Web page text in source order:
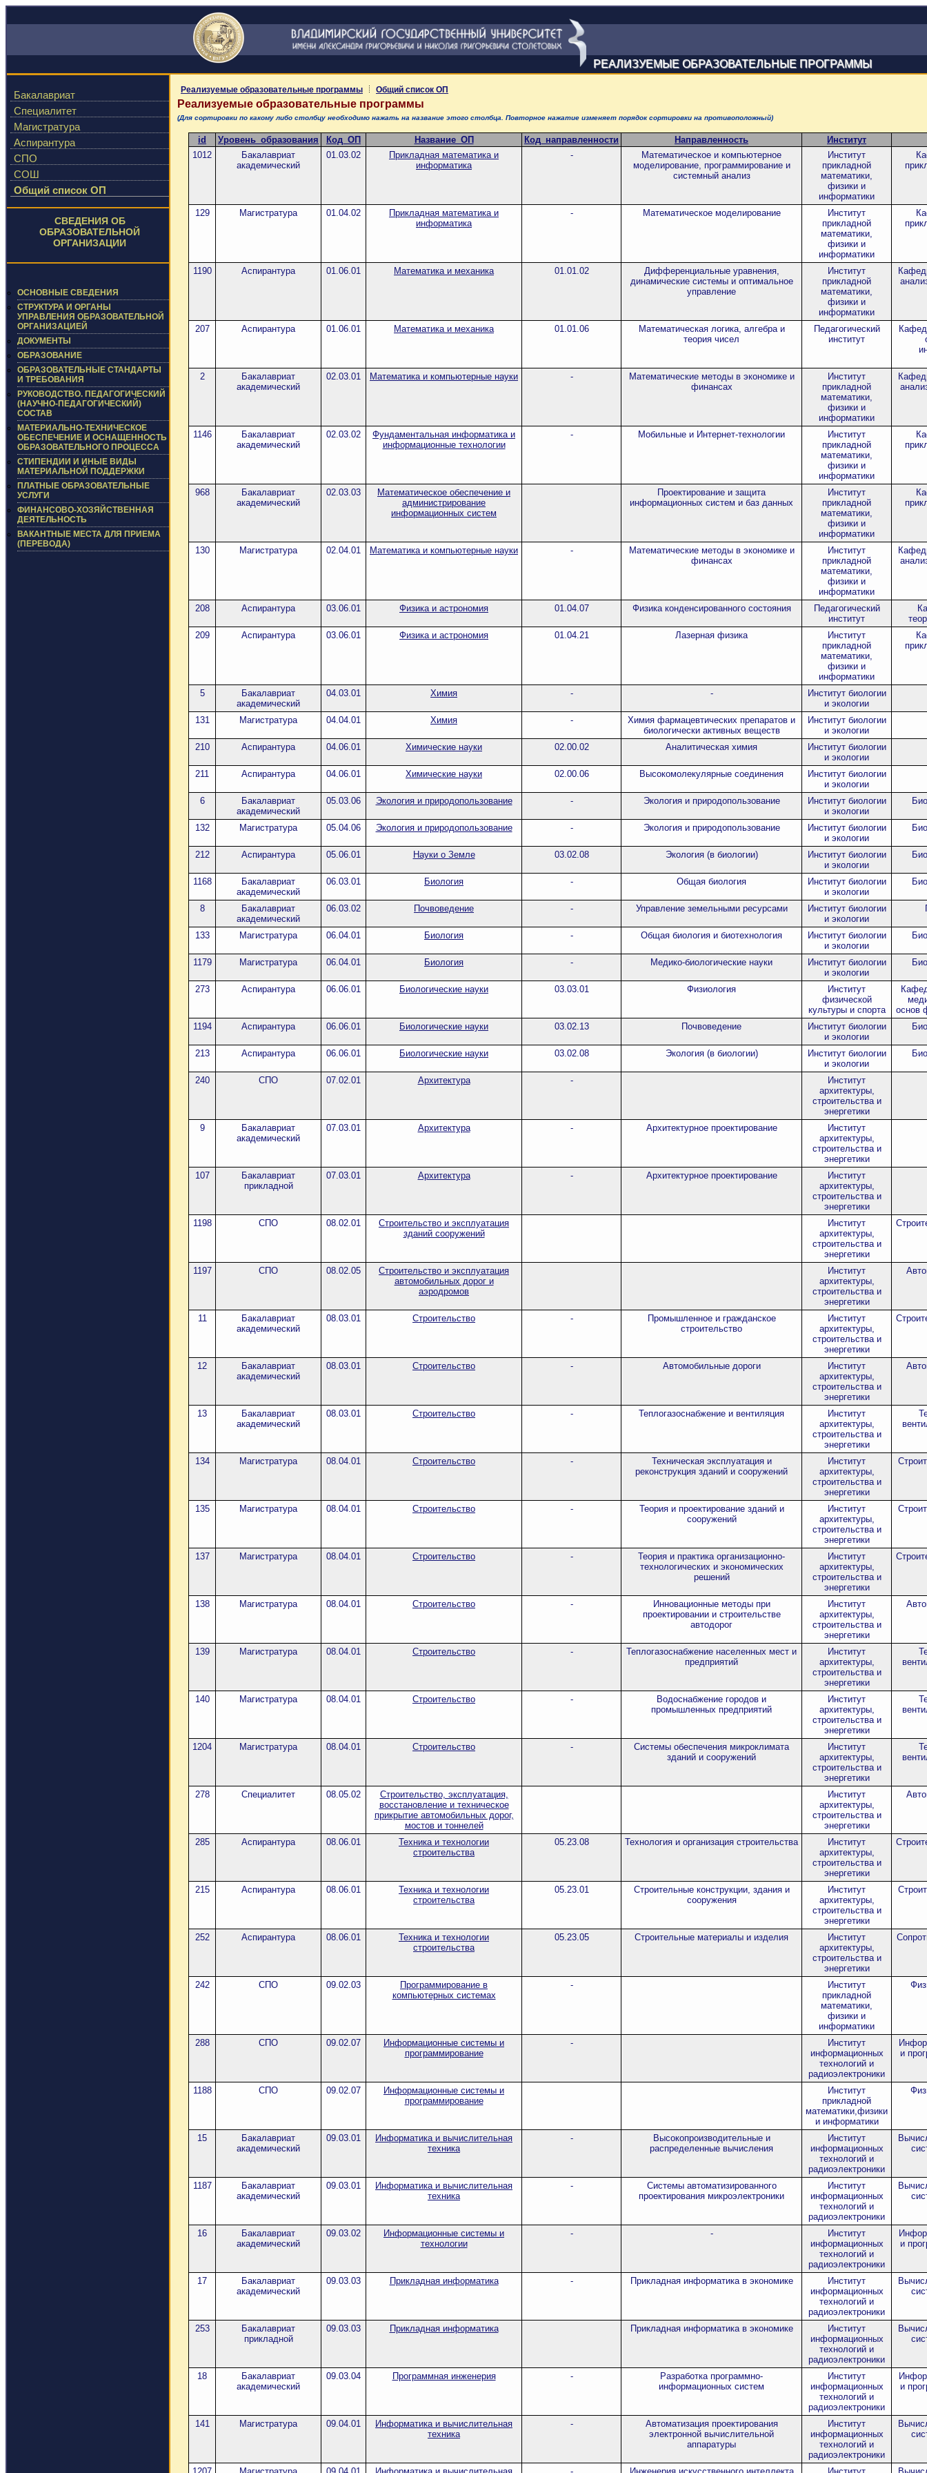
РЕАЛИЗУЕМЫЕ ОБРАЗОВАТЕЛЬНЫЕ ПРОГРАММЫ
Бакалавриат
Специалитет
Магистратура
Аспирантура
СПО
СОШ
Общий список ОП
СВЕДЕНИЯ ОБ
ОБРАЗОВАТЕЛЬНОЙ
ОРГАНИЗАЦИИ
ОСНОВНЫЕ СВЕДЕНИЯ
СТРУКТУРА И ОРГАНЫ
УПРАВЛЕНИЯ ОБРАЗОВАТЕЛЬНОЙ
ОРГАНИЗАЦИЕЙ
ДОКУМЕНТЫ
ОБРАЗОВАНИЕ
ОБРАЗОВАТЕЛЬНЫЕ СТАНДАРТЫ
И ТРЕБОВАНИЯ
РУКОВОДСТВО. ПЕДАГОГИЧЕСКИЙ
(НАУЧНО-ПЕДАГОГИЧЕСКИЙ)
СОСТАВ
МАТЕРИАЛЬНО-ТЕХНИЧЕСКОЕ
ОБЕСПЕЧЕНИЕ И ОСНАЩЕННОСТЬ
ОБРАЗОВАТЕЛЬНОГО ПРОЦЕССА
СТИПЕНДИИ И ИНЫЕ ВИДЫ
МАТЕРИАЛЬНОЙ ПОДДЕРЖКИ
ПЛАТНЫЕ ОБРАЗОВАТЕЛЬНЫЕ
УСЛУГИ
ФИНАНСОВО-ХОЗЯЙСТВЕННАЯ
ДЕЯТЕЛЬНОСТЬ
ВАКАНТНЫЕ МЕСТА ДЛЯ ПРИЕМА
(ПЕРЕВОДА)
Реализуемые образовательные программы Общий список ОП
Реализуемые образовательные программы
(Для сортировки по какому либо столбцу необходимо нажать на название этого столбца. Повторное нажатие изменяет порядок сортировки на противоположный)
id Уровень_образования Код_ОП Название_ОП Код_направленности Направленность
Институт
1012
Бакалавриат
академический
01.03.02
Прикладная математика и
информатика
-
Математическое и компьютерное
моделирование, программирование и
системный анализ
Институт
прикладной
математики,
физики и
информатики
129 Магистратура 01.04.02
Прикладная математика и
информатика
- Математическое моделирование
Институт
прикладной
математики,
физики и
информатики
1190 Аспирантура 01.06.01 Математика и механика 01.01.02
Дифференциальные уравнения,
динамические системы и оптимальное
управление
Институт
прикладной
математики,
физики и
информатики
207 Аспирантура 01.06.01 Математика и механика 01.01.06
Математическая логика, алгебра и
теория чисел
Педагогический
институт
2
Бакалавриат
академический
02.03.01 Математика и компьютерные науки -
Математические методы в экономике и
финансах
Институт
прикладной
математики,
физики и
информатики
1146
Бакалавриат
академический
02.03.02
Фундаментальная информатика и
информационные технологии
- Мобильные и Интернет-технологии
Институт
прикладной
математики,
физики и
информатики
968
Бакалавриат
академический
02.03.03
Математическое обеспечение и
администрирование
информационных систем
Проектирование и защита
информационных систем и баз данных
Институт
прикладной
математики,
физики и
информатики
130 Магистратура 02.04.01 Математика и компьютерные науки -
Математические методы в экономике и
финансах
Институт
прикладной
математики,
физики и
информатики
208 Аспирантура 03.06.01 Физика и астрономия 01.04.07 Физика конденсированного состояния
Педагогический
институт
209
Аспирантура 03.06.01 Физика и астрономия 01.04.21 Лазерная физика
Институт
прикладной
математики,
физики и
информатики
5
Бакалавриат
академический
04.03.01 Химия - -
Институт биологии
и экологии
131
Магистратура 04.04.01 Химия -
Химия фармацевтических препаратов и
биологически активных веществ
Институт биологии
и экологии
210
Аспирантура 04.06.01 Химические науки 02.00.02 Аналитическая химия
Институт биологии
и экологии
211
Аспирантура 04.06.01 Химические науки 02.00.06 Высокомолекулярные соединения
Институт биологии
и экологии
6
Бакалавриат
академический
05.03.06 Экология и природопользование - Экология и природопользование
Институт биологии
и экологии
132 Магистратура 05.04.06 Экология и природопользование - Экология и природопользование
Институт биологии
и экологии
212 Аспирантура 05.06.01 Науки о Земле 03.02.08 Экология (в биологии)
Институт биологии
и экологии
1168
Бакалавриат
академический
06.03.01 Биология - Общая биология
Институт биологии
и экологии
8
Бакалавриат
академический
06.03.02 Почвоведение - Управление земельными ресурсами
Институт биологии
и экологии
133 Магистратура 06.04.01 Биология - Общая биология и биотехнология
Институт биологии
и экологии
1179 Магистратура 06.04.01 Биология - Медико-биологические науки
Институт биологии
и экологии
273 Аспирантура 06.06.01 Биологические науки 03.03.01 Физиология
Институт
физической
культуры и спорта
основ
1194
Аспирантура 06.06.01 Биологические науки 03.02.13 Почвоведение
Институт биологии
и экологии
213 Аспирантура 06.06.01 Биологические науки 03.02.08 Экология (в биологии)
Институт биологии
и экологии
240 СПО 07.02.01 Архитектура -
Институт
архитектуры,
строительства и
энергетики
9
Бакалавриат
академический
07.03.01 Архитектура - Архитектурное проектирование
Институт
архитектуры,
строительства и
энергетики
107
Бакалавриат
прикладной
07.03.01 Архитектура - Архитектурное проектирование
Институт
архитектуры,
строительства и
энергетики
1198
СПО 08.02.01
Строительство и эксплуатация
зданий сооружений
Институт
архитектуры,
строительства и
энергетики
1197 СПО 08.02.05
Строительство и эксплуатация
автомобильных дорог и
аэродромов
Институт
архитектуры,
строительства и
энергетики
11
Бакалавриат
академический
08.03.01 Строительство -
Промышленное и гражданское
строительство
Институт
архитектуры,
строительства и
энергетики
12
Бакалавриат
академический
08.03.01 Строительство - Автомобильные дороги
Институт
архитектуры,
строительства и
энергетики
13
Бакалавриат
академический
08.03.01 Строительство - Теплогазоснабжение и вентиляция
Институт
архитектуры,
строительства и
энергетики
134 Магистратура 08.04.01 Строительство -
Техническая эксплуатация и
реконструкция зданий и сооружений
Институт
архитектуры,
строительства и
энергетики
135 Магистратура 08.04.01 Строительство -
Теория и проектирование зданий и
сооружений
Институт
архитектуры,
строительства и
энергетики
137 Магистратура 08.04.01 Строительство -
Теория и практика организационно-
технологических и экономических
решений
Институт
архитектуры,
строительства и
энергетики
138 Магистратура 08.04.01 Строительство -
Инновационные методы при
проектировании и строительстве
автодорог
Институт
архитектуры,
строительства и
энергетики
139 Магистратура 08.04.01 Строительство -
Теплогазоснабжение населенных мест и
предприятий
Институт
архитектуры,
строительства и
энергетики
140 Магистратура 08.04.01 Строительство -
Водоснабжение городов и
промышленных предприятий
Институт
архитектуры,
строительства и
энергетики
1204 Магистратура 08.04.01 Строительство -
Системы обеспечения микроклимата
зданий и сооружений
Институт
архитектуры,
строительства и
энергетики
278 Специалитет 08.05.02
Строительство, эксплуатация,
восстановление и техническое
прикрытие автомобильных дорог,
мостов и тоннелей
Институт
архитектуры,
строительства и
энергетики
285 Аспирантура 08.06.01
Техника и технологии
строительства
05.23.08 Технология и организация строительства
Институт
архитектуры,
строительства и
энергетики
215 Аспирантура 08.06.01
Техника и технологии
строительства
05.23.01
Строительные конструкции, здания и
сооружения
Институт
архитектуры,
строительства и
энергетики
252 Аспирантура 08.06.01
Техника и технологии
строительства
05.23.05 Строительные материалы и изделия
Институт
архитектуры,
строительства и
энергетики
242 СПО 09.02.03
Программирование в
компьютерных системах
-
Институт
прикладной
математики,
физики и
информатики
288 СПО 09.02.07
Информационные системы и
программирование
-
Институт
информационных
технологий и
радиоэлектроники
и
1188 СПО 09.02.07
Информационные системы и
программирование
Институт
прикладной
математики,физики
и информатики
15
Бакалавриат
академический
09.03.01
Информатика и вычислительная
техника
-
Высокопроизводительные и
распределенные вычисления
Институт
информационных
технологий и
радиоэлектроники
1187
Бакалавриат
академический
09.03.01
Информатика и вычислительная
техника
-
Системы автоматизированного
проектирования микроэлектроники
Институт
информационных
технологий и
радиоэлектроники
16
Бакалавриат
академический
09.03.02
Информационные системы и
технологии
- -
Институт
информационных
технологий и
радиоэлектроники
и
17
Бакалавриат
академический
09.03.03 Прикладная информатика - Прикладная информатика в экономике
Институт
информационных
технологий и
радиоэлектроники
253
Бакалавриат
прикладной
09.03.03 Прикладная информатика Прикладная информатика в экономике
Институт
информационных
технологий и
радиоэлектроники
18
Бакалавриат
академический
09.03.04 Программная инженерия -
Разработка программно-
информационных систем
Институт
информационных
технологий и
радиоэлектроники
и
141 Магистратура 09.04.01
Информатика и вычислительная
техника
-
Автоматизация проектирования
электронной вычислительной
аппаратуры
Институт
информационных
технологий и
радиоэлектроники